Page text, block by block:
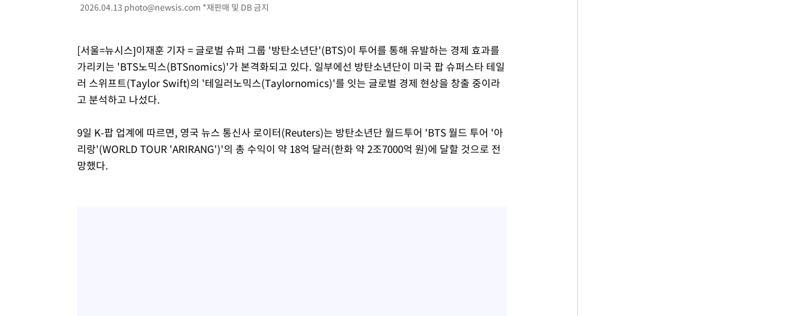
2026.04.13 photo@newsis.com *재판매 및 DB 금지
[서울=뉴시스]이재훈 기자 = 글로벌 슈퍼 그룹 '방탄소년단'(BTS)이 투어를 통해 유발하는 경제 효과를
가리키는 'BTS노믹스(BTSnomics)'가 본격화되고 있다. 일부에선 방탄소년단이 미국 팝 슈퍼스타 테일
러 스위프트(Taylor Swift)의 '테일러노믹스(Taylornomics)'를 잇는 글로벌 경제 현상을 창출 중이라
고 분석하고 나섰다.
9일 K-팝 업계에 따르면, 영국 뉴스 통신사 로이터(Reuters)는 방탄소년단 월드투어 'BTS 월드 투어 '아
리랑'(WORLD TOUR 'ARIRANG')'의 총 수익이 약 18억 달러(한화 약 2조7000억 원)에 달할 것으로 전
망했다.